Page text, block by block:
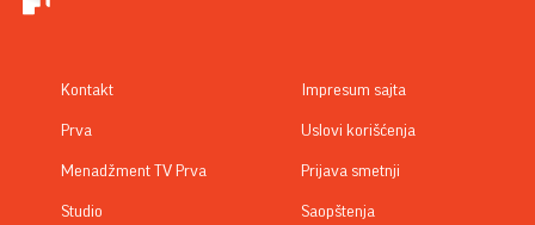
Kontakt
Prva
Menadžment TV Prva
Studio
Impresum sajta
Uslovi korišćenja
Prijava smetnji
Saopštenja